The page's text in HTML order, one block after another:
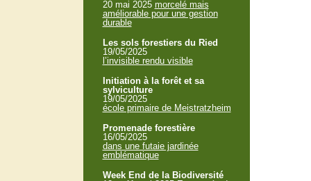
20 mai 2025 morcelé mais
améliorable pour une gestion
durable
Les sols forestiers du Ried
19/05/2025
l’invisible rendu visible
Initiation à la forêt et sa
sylviculture
19/05/2025
école primaire de Meistratzheim
Promenade forestière
16/05/2025
dans une futaie jardinée
emblématique
Week End de la Biodiversité